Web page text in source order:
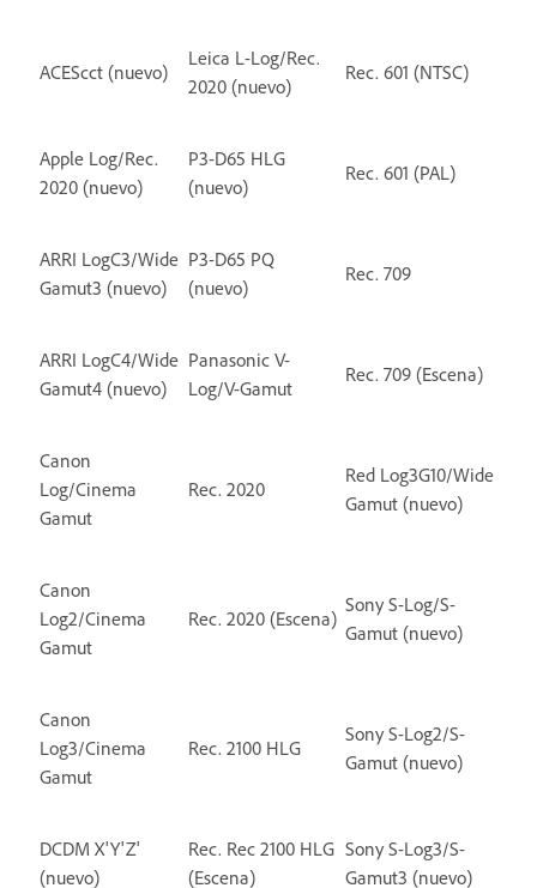
ACEScct (nuevo)
Leica L-Log/Rec.
2020 (nuevo)
Rec. 601 (NTSC)
Apple Log/Rec.
2020 (nuevo)
P3-D65 HLG
(nuevo)
Rec. 601 (PAL)
ARRI LogC3/Wide
Gamut3 (nuevo)
P3-D65 PQ
(nuevo)
Rec. 709
ARRI LogC4/Wide
Gamut4 (nuevo)
Panasonic V-
Log/V-Gamut
Rec. 709 (Escena)
Canon
Log/Cinema
Gamut
Rec. 2020
Red Log3G10/Wide
Gamut (nuevo)
Canon
Log2/Cinema
Gamut
Rec. 2020 (Escena)
Sony S-Log/S-
Gamut (nuevo)
Canon
Log3/Cinema
Gamut
Rec. 2100 HLG
Sony S-Log2/S-
Gamut (nuevo)
DCDM X'Y'Z'
(nuevo)
Rec. Rec 2100 HLG
(Escena)
Sony S-Log3/S-
Gamut3 (nuevo)